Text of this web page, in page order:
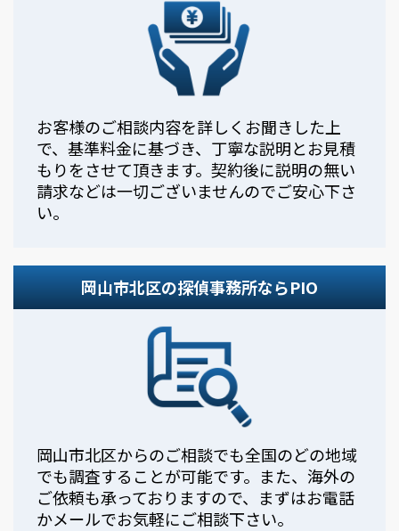
お客様のご相談内容を詳しくお聞きした上
で、基準料金に基づき、丁寧な説明とお見積
もりをさせて頂きます。契約後に説明の無い
請求などは一切ございませんのでご安心下さ
い。
岡山市北区の探偵事務所ならPIO
岡山市北区からのご相談でも全国のどの地域
でも調査することが可能です。また、海外の
ご依頼も承っておりますので、まずはお電話
かメールでお気軽にご相談下さい。